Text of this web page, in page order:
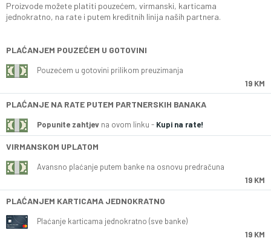
Proizvode možete platiti pouzećem, virmanski, karticama
jednokratno, na rate i putem kreditnih linija naših partnera.
PLAĆANJEM POUZEĆEM U GOTOVINI
Pouzećem u gotovini prilikom preuzimanja
19 KM
PLAĆANJE NA RATE PUTEM PARTNERSKIH BANAKA
Popunite zahtjev na ovom linku - Kupi na rate!
VIRMANSKOM UPLATOM
Avansno plaćanje putem banke na osnovu predračuna
19 KM
PLAĆANJEM KARTICAMA JEDNOKRATNO
Plaćanje karticama jednokratno (sve banke)
19 KM